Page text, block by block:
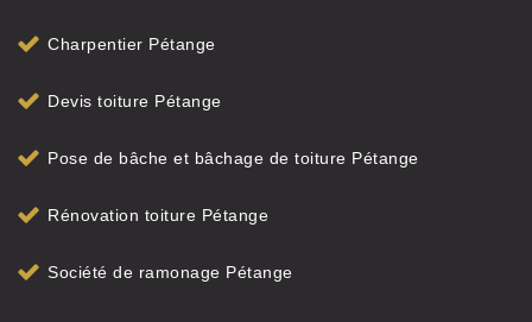
Charpentier Pétange
Devis toiture Pétange
Pose de bâche et bâchage de toiture Pétange
Rénovation toiture Pétange
Société de ramonage Pétange